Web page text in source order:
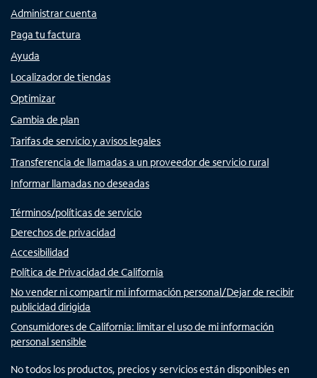
Administrar cuenta
Paga tu factura
Ayuda
Localizador de tiendas
Optimizar
Cambia de plan
Tarifas de servicio y avisos legales
Transferencia de llamadas a un proveedor de servicio rural
Informar llamadas no deseadas
Términos/políticas de servicio
Derechos de privacidad
Accesibilidad
Política de Privacidad de California
No vender ni compartir mi información personal/Dejar de recibir
publicidad dirigida
Consumidores de California: limitar el uso de mi información
personal sensible
No todos los productos, precios y servicios están disponibles en